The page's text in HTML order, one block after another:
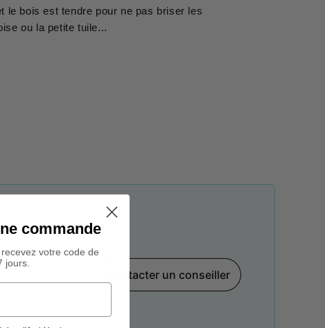
le bois est tendre pour ne pas briser les
ou la petite tuile...
par téléphone,
Contacter un conseiller
commande
votre code de
jours.